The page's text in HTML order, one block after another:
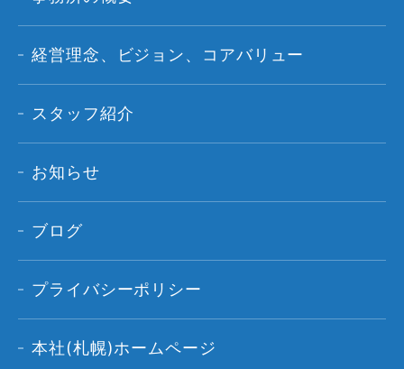
経営理念、ビジョン、コアバリュー
スタッフ紹介
お知らせ
ブログ
プライバシーポリシー
本社(札幌)ホームページ